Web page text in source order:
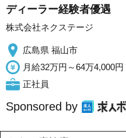
ディーラー経験者優遇
株式会社ネクステージ
広島県 福山市
月給32万円～64万4,000円
正社員
Sponsored by